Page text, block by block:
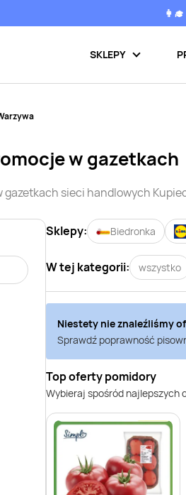
SKLEPY
w gazetkach
gazetkach sieci handlowych
Sklepy: Biedronka
W tej kategorii: wszystko
Niestety nie znaleźliśmy
Sprawdź poprawność
Top oferty pomidory
Wybieraj spośród